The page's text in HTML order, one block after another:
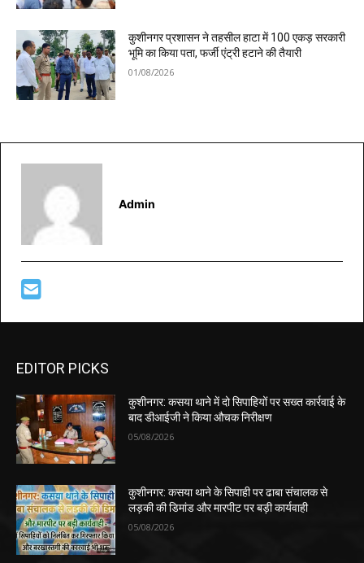
कुशीनगर प्रशासन ने तहसील हाटा में 100 एकड़ सरकारी
भूमि का किया पता, फर्जी एंट्री हटाने की तैयारी
01/08/2026
Admin
EDITOR PICKS
कुशीनगर: कसया थाने में दो सिपाहियों पर सख्त कार्रवाई के
बाद डीआईजी ने किया औचक निरीक्षण
05/08/2026
कुशीनगर: कसया थाने के सिपाही पर ढाबा संचालक से
लड़की की डिमांड और मारपीट पर बड़ी कार्यवाही
05/08/2026